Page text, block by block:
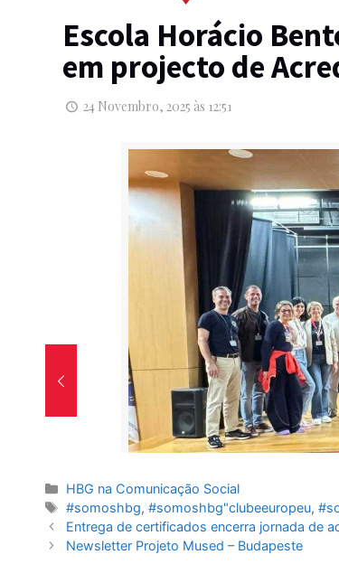
Categorias
HBG na Comunicação Social
Etiquetas
#somoshbg,#somoshbg"clubeeuropeu,
Navegação
de
Entrega de certificados encerra jornada de
Newsletter Projeto Mused – Budapeste